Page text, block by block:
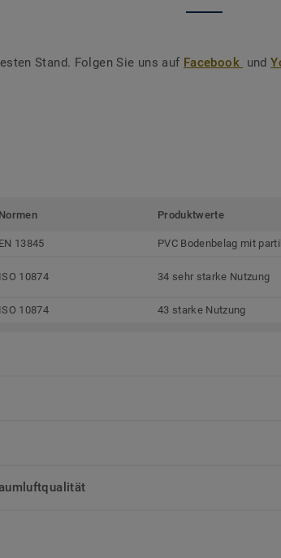
Stand. Folgen Sie uns auf Facebook und
Normen Produktwerte
EN 13845 PVC Bodenbelag mit
ISO 10874 34 sehr starke Nutzung
ISO 10874 43 starke Nutzung